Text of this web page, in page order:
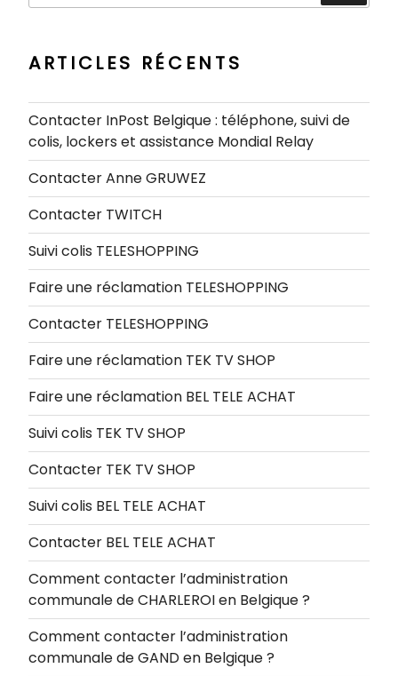
ARTICLES RÉCENTS
Contacter InPost Belgique : téléphone, suivi de
colis, lockers et assistance Mondial Relay
Contacter Anne GRUWEZ
Contacter TWITCH
Suivi colis TELESHOPPING
Faire une réclamation TELESHOPPING
Contacter TELESHOPPING
Faire une réclamation TEK TV SHOP
Faire une réclamation BEL TELE ACHAT
Suivi colis TEK TV SHOP
Contacter TEK TV SHOP
Suivi colis BEL TELE ACHAT
Contacter BEL TELE ACHAT
Comment contacter l’administration
communale de CHARLEROI en Belgique ?
Comment contacter l’administration
communale de GAND en Belgique ?